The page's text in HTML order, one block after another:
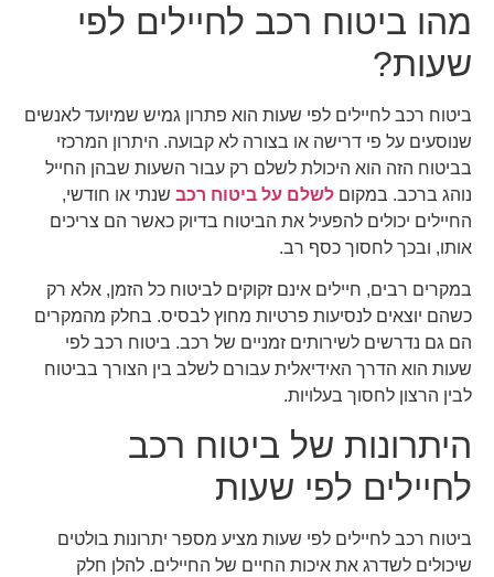
מהו ביטוח רכב לחיילים לפי
שעות?
ביטוח רכב לחיילים לפי שעות הוא פתרון גמיש שמיועד לאנשים
שנוסעים על פי דרישה או בצורה לא קבועה. היתרון המרכזי
בביטוח הזה הוא היכולת לשלם רק עבור השעות שבהן החייל
נוהג ברכב. במקום לשלם על ביטוח רכבשנתי או חודשי,
החיילים יכולים להפעיל את הביטוח בדיוק כאשר הם צריכים
אותו, ובכך לחסוך כסף רב.
במקרים רבים, חיילים אינם זקוקים לביטוח כל הזמן, אלא רק
כשהם יוצאים לנסיעות פרטיות מחוץ לבסיס. בחלק מהמקרים
הם גם נדרשים לשירותים זמניים של רכב. ביטוח רכב לפי
שעות הוא הדרך האידיאלית עבורם לשלב בין הצורך בביטוח
לבין הרצון לחסוך בעלויות.
היתרונות של ביטוח רכב
לחיילים לפי שעות
ביטוח רכב לחיילים לפי שעות מציע מספר יתרונות בולטים
שיכולים לשדרג את איכות החיים של החיילים. להלן חלק